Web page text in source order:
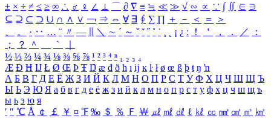
± × ÷ ≠ ≤ ≥ ∞ ∴ ♂ ♀ ∠ ⊥ ⌒ ∂ ∇ ≡ ≒ ≪ ≫ √ ∽ ∝ ∵ ∫ ∬ ∈ ∋
⊆ ⊇ ⊂ ⊃ ∪ ∩ ∧ ∨ ￢ ⇒ ⇔ ∀ ∃ ∮ ∑ ∏ ＋ － ＜ ＝
＞
、
。 · ‥ … ¨ 〃 ― ＼ ∼ ´ ～ ˇ ˘ ˝ ˚ ˙ ¸ ¡ ¿ ː ！ ＇ ， ． ／
：
；
？ ＾ ｀
½ ⅓ ⅔ ¼ ¾ ⅛ ⅜ ⅝ ⅞ ¹ ² ³ ⁴ ⁿ ₁ ₂ ₃ ₄
Æ Ð Ħ Ĳ Ł Ø Œ Þ Ŧ Ŋ æ đ ð ħ ı ĳ ĸ ŀ ł ø œ ß þ ŧ ŋ ŉ
А Б В Г Д Е Ё Ж З И Й К Л М Н О П Р С Т У Ф Х Ц Ч Ш Щ Ъ
Ы Ь Э Ю Я а б в г д е ё ж з и й к л м н о п р с т у ф х ц ч ш щ ъ
ы ь э ю я
′ ″ ℃ Å ￠ ￡ ￥ ¤ ℉ ‰ ＄ ％ Ｆ ￦ ㎕ ㎖ ㎗ ℓ ㎘ ㏄ ㎣ ㎤ ㎥ ㎦